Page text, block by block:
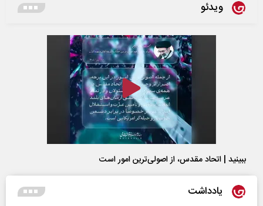
ویدئو
ببینید | اتحاد مقدس، از اصولی‌ترین امور است
یادداشت